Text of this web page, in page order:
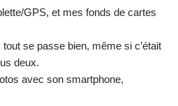
GPS, et mes fonds de cartes
se passe bien, même si c’était
deux.
avec son smartphone,